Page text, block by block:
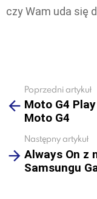
czy Wam uda się
more
Poprzedni artykuł
Moto G4
Moto G4
Następny artykuł
Always On z
Samsungu